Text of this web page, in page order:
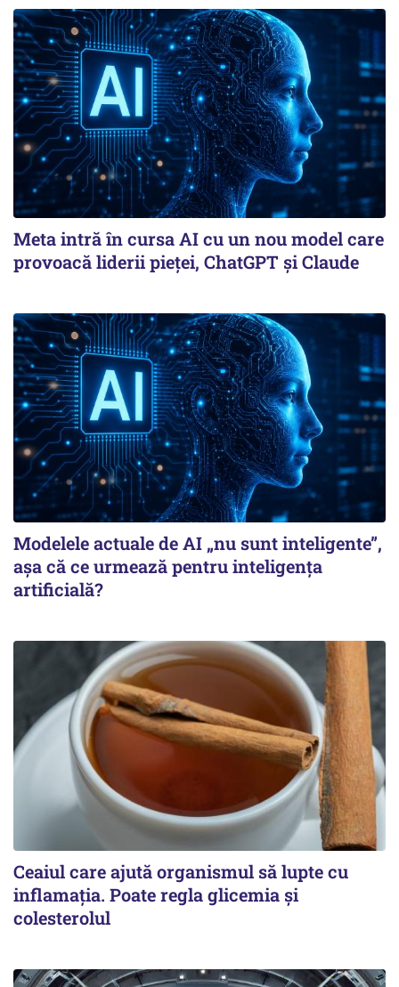
Meta intră în cursa AI cu un nou model care
provoacă liderii pieței, ChatGPT și Claude
Modelele actuale de AI „nu sunt inteligente”,
așa că ce urmează pentru inteligența
artificială?
Ceaiul care ajută organismul să lupte cu
inflamația. Poate regla glicemia și
colesterolul